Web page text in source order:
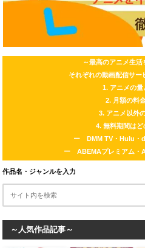
～最高のアニメ生活
それぞれの動画配信サー
1. アニメの量
2. 月額の料
3. アニメ以外
4. 無料期間はど
ー DMM TV・Hulu・
ー ABEMAプレミアム
作品名・ジャンルを入力
～人気作品記事～